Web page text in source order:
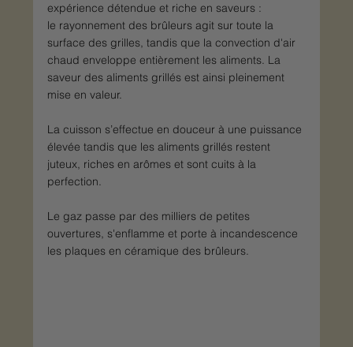
expérience détendue et riche en saveurs :
le rayonnement des brûleurs agit sur toute la
surface des grilles, tandis que la convection d'air
chaud enveloppe entièrement les aliments. La
saveur des aliments grillés est ainsi pleinement
mise en valeur.
La cuisson s’effectue en douceur à une puissance
élevée tandis que les aliments grillés restent
juteux, riches en arômes et sont cuits à la
perfection.
Le gaz passe par des milliers de petites
ouvertures, s'enflamme et porte à incandescence
les plaques en céramique des brûleurs.